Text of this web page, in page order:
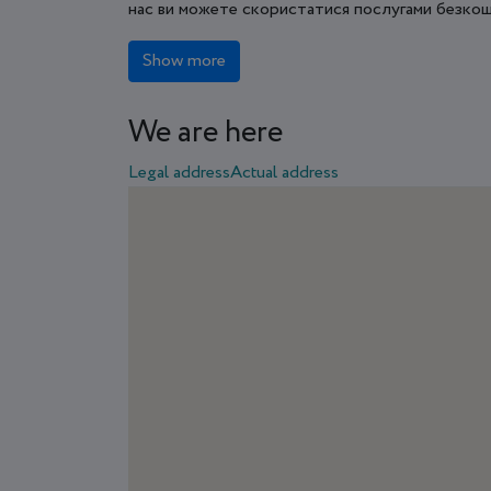
нас ви можете скористатися послугами
Show more
We are here
Legal addressActual address